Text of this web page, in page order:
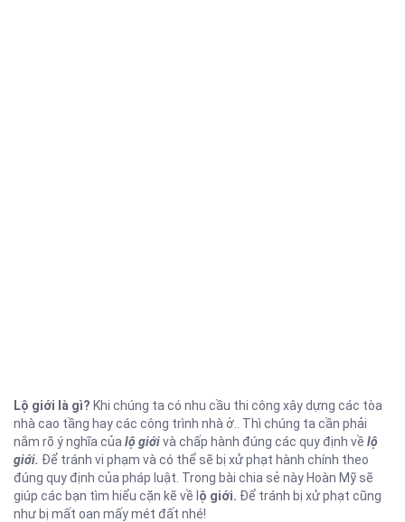
Lộ giới là gì? Khi chúng ta có nhu cầu thi công xây dựng các tòa
nhà cao tầng hay các công trình nhà ở.. Thì chúng ta cần phải
nắm rõ ý nghĩa của lộ giớivà chấp hành đúng các quy định về lộ
giới. Để tránh vi phạm và có thể sẽ bị xử phạt hành chính theo
đúng quy định của pháp luật. Trong bài chia sẻ này Hoàn Mỹ sẽ
giúp các bạn tìm hiểu cặn kẽ về lộ giới. Để tránh bị xử phạt cũng
như bị mất oan mấy mét đất nhé!